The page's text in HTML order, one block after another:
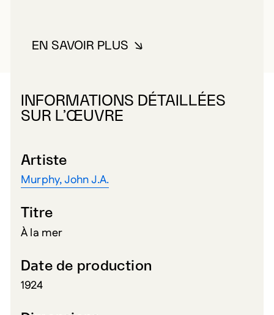
EN SAVOIR PLUSÀ PROPOS DE MURPHY, JOHN
INFORMATIONS DÉTAILLÉES
SUR L’ŒUVRE
Artiste
Murphy, John J.A.
Titre
À la mer
Date de production
1924